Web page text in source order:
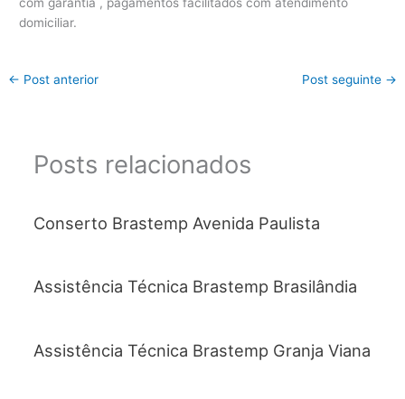
domiciliar.
← Post anterior Post seguinte →
Posts relacionados
Conserto Brastemp Avenida Paulista
Assistência Técnica Brastemp Brasilândia
Assistência Técnica Brastemp Granja Viana